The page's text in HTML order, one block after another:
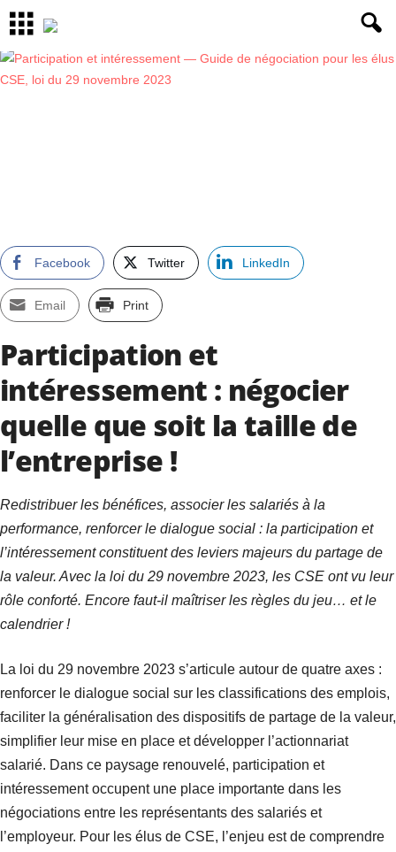
Facebook Twitter LinkedIn
Email Print
Participation et
intéressement : négocier
quelle que soit la taille de
l’entreprise !
Redistribuer les bénéfices, associer les salariés à la
performance, renforcer le dialogue social : la participation et
l’intéressement constituent des leviers majeurs du partage de
la valeur. Avec la loi du 29 novembre 2023, les CSE ont vu leur
rôle conforté. Encore faut-il maîtriser les règles du jeu… et le
calendrier !
La loi du 29 novembre 2023 s’articule autour de quatre axes :
renforcer le dialogue social sur les classifications des emplois,
faciliter la généralisation des dispositifs de partage de la valeur,
simplifier leur mise en place et développer l’actionnariat
salarié. Dans ce paysage renouvelé, participation et
intéressement occupent une place importante dans les
négociations entre les représentants des salariés et
l’employeur. Pour les élus de CSE, l’enjeu est de comprendre